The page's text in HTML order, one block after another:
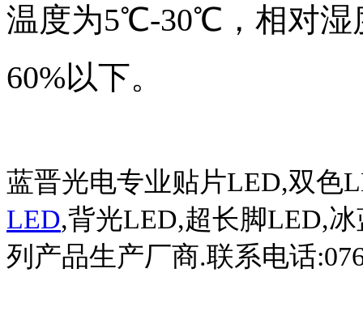
温度为5℃-30℃，相对湿
60%以下。
蓝晋光电专业贴片LED,双色
LED,背光LED,超长脚LED,
列产品生产厂商.联系电话